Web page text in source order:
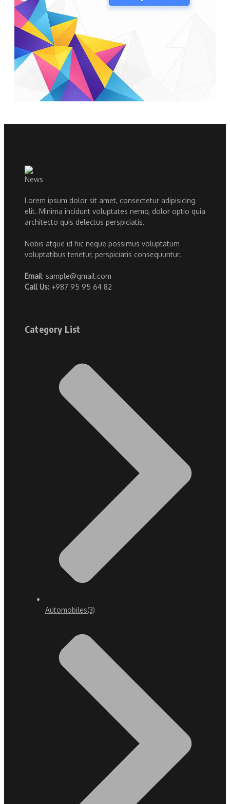
Lorem ipsum dolor sit amet, consectetur adipisicing
elit. Minima incidunt voluptates nemo, dolor optio quia
architecto quis delectus perspiciatis.
Nobis atque id hic neque possimus voluptatum
voluptatibus tenetur, perspiciatis consequuntur.
Email: sample@gmail.com
Call Us: +987 95 95 64 82
Category List
Automobiles(3)